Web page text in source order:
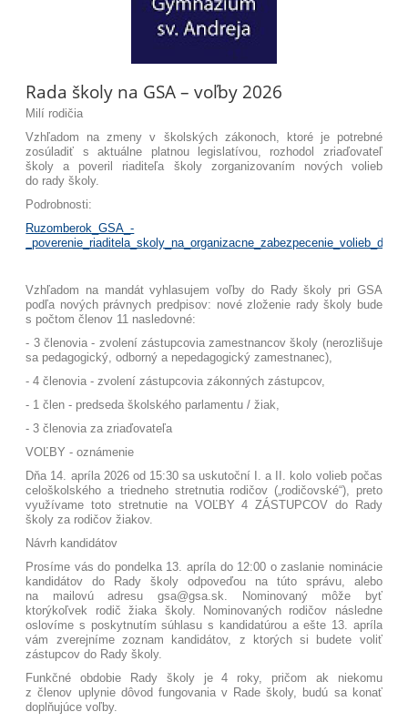
Rada školy na GSA – voľby 2026
Milí rodičia
Vzhľadom na zmeny v školských zákonoch, ktoré je potrebné
zosúladiť s aktuálne platnou legislatívou, rozhodol zriaďovateľ
školy a poveril riaditeľa školy zorganizovaním nových volieb
do rady školy.
Podrobnosti:
Ruzomberok_GSA_-
Vzhľadom na mandát vyhlasujem voľby do Rady školy pri GSA
podľa nových právnych predpisov: nové zloženie rady školy bude
s počtom členov 11 nasledovné:
- 3 členovia - zvolení zástupcovia zamestnancov školy (nerozlišuje
sa pedagogický, odborný a nepedagogický zamestnanec),
- 4 členovia - zvolení zástupcovia zákonných zástupcov,
- 1 člen - predseda školského parlamentu / žiak,
- 3 členovia za zriaďovateľa
VOĽBY - oznámenie
Dňa 14. apríla 2026 od 15:30 sa uskutoční I. a II. kolo volieb počas
celoškolského a triedneho stretnutia rodičov („rodičovské“), preto
využívame toto stretnutie na VOĽBY 4 ZÁSTUPCOV do Rady
školy za rodičov žiakov.
Návrh kandidátov
Prosíme vás do pondelka 13. apríla do 12:00 o zaslanie nominácie
kandidátov do Rady školy odpoveďou na túto správu, alebo
na mailovú adresu gsa@gsa.sk. Nominovaný môže byť
ktorýkoľvek rodič žiaka školy. Nominovaných rodičov následne
oslovíme s poskytnutím súhlasu s kandidatúrou a ešte 13. apríla
vám zverejníme zoznam kandidátov, z ktorých si budete voliť
zástupcov do Rady školy.
Funkčné obdobie Rady školy je 4 roky, pričom ak niekomu
z členov uplynie dôvod fungovania v Rade školy, budú sa konať
doplňujúce voľby.